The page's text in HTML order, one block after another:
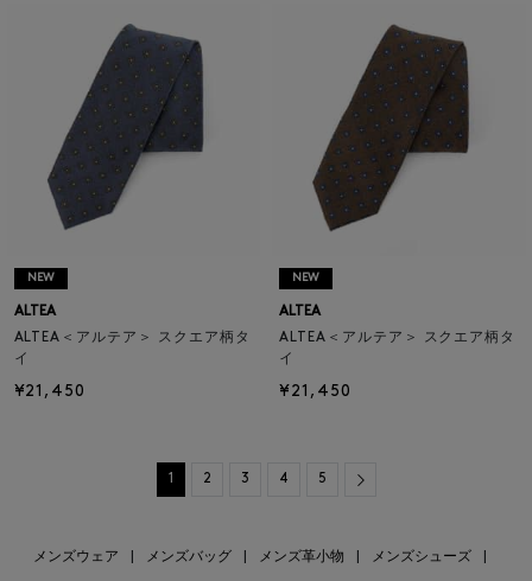
NEW
ALTEA
ALTEA＜アルテア＞ スクエア柄タ
イ
¥21,450
NEW
ALTEA
ALTEA＜アルテア＞ スクエア柄タ
イ
¥21,450
1 2 3 4 5 Next
メンズウェア メンズバッグ メンズ革小物 メンズシューズ